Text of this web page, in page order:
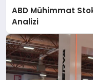
ABD Mühimmat
Analizi